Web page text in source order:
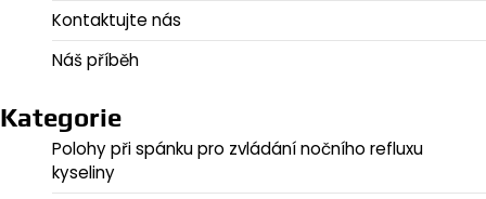
Kontaktujte nás
Náš příběh
Kategorie
Polohy při spánku pro zvládání nočního refluxu
kyseliny